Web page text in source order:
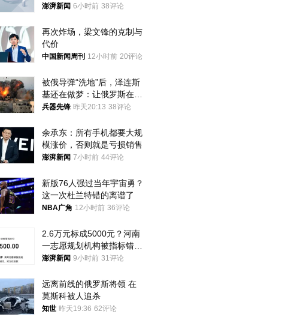
迁款八年未果
澎湃新闻 6小时前 38评论
再次炸场，梁文锋的克制与
代价
中国新闻周刊 12小时前 20评论
被俄导弹“洗地”后，泽连斯
基还在做梦：让俄罗斯在冬
季前求和？
兵器先锋 昨天20:13 38评论
余承东：所有手机都要大规
模涨价，否则就是亏损销售
澎湃新闻 7小时前 44评论
新版76人强过当年宇宙勇？
这一次杜兰特错的离谱了
NBA广角 12小时前 36评论
2.6万元标成5000元？河南
一志愿规划机构被指标错学
费致考生复读
澎湃新闻 9小时前 31评论
远离前线的俄罗斯将领 在
莫斯科被人追杀
知世 昨天19:36 62评论